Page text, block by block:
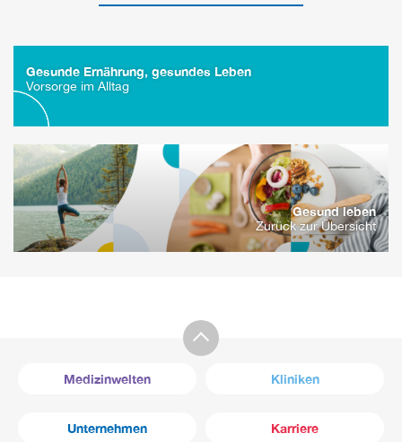
Gesunde Ernährung, gesundes Leben
Vorsorge im Alltag
Gesund leben
Zurück zur Übersicht
Medizinwelten Kliniken
Unternehmen Karriere